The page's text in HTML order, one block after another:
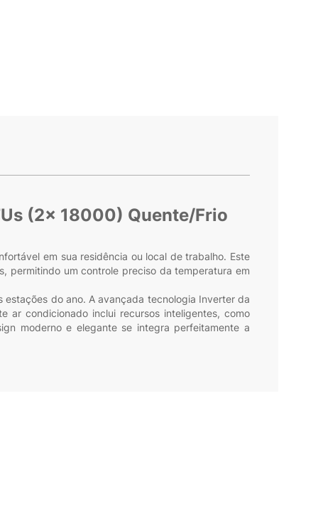
(2x 18000) Quente/Frio
em sua residência ou local de trabalho. Este
permitindo um controle preciso da temperatura em
do ano. A avançada tecnologia Inverter da
ar condicionado inclui recursos inteligentes, como
moderno e elegante se integra perfeitamente a